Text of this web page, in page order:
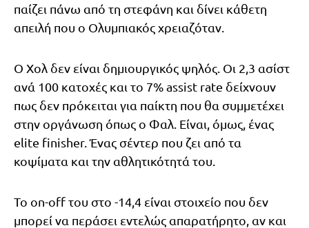
παίζει πάνω από τη στεφάνη και δίνει κάθετη
απειλή που ο Ολυμπιακός χρειαζόταν.
Ο Χολ δεν είναι δημιουργικός ψηλός. Οι 2,3 ασίστ
ανά 100 κατοχές και το 7% assist rate δείχνουν
πως δεν πρόκειται για παίκτη που θα συμμετέχει
στην οργάνωση όπως ο Φαλ. Είναι, όμως, ένας
elite finisher. Ένας σέντερ που ζει από τα
κοψίματα και την αθλητικότητά του.
Το on-off του στο -14,4 είναι στοιχείο που δεν
μπορεί να περάσει εντελώς απαρατήρητο, αν και